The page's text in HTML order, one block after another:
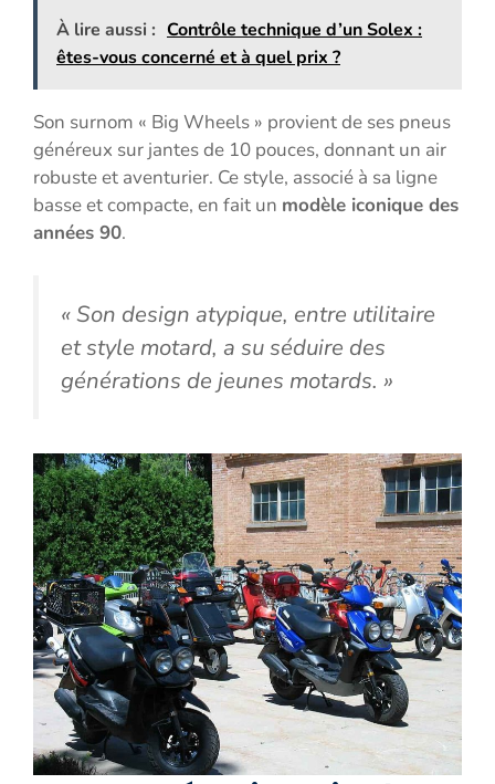
À lire aussi : Contrôle technique d’un Solex :
êtes-vous concerné et à quel prix ?
Son surnom « Big Wheels » provient de ses pneus
généreux sur jantes de 10 pouces, donnant un air
robuste et aventurier. Ce style, associé à sa ligne
basse et compacte, en fait un modèle iconique des
années 90.
« Son design atypique, entre utilitaire
et style motard, a su séduire des
générations de jeunes motards. »